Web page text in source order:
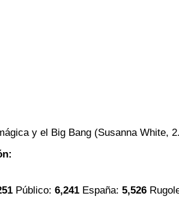
y el Big Bang (Susanna White,
Público: 6,241 España: 5,526